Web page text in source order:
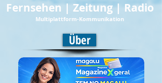
Über
Fernsehen | Zeitung | Radio
Multiplattform-Kommunikation